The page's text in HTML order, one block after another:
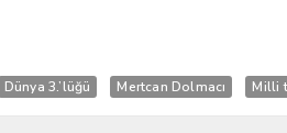
Dünya 3.’lüğü Mertcan Dolmacı Milli